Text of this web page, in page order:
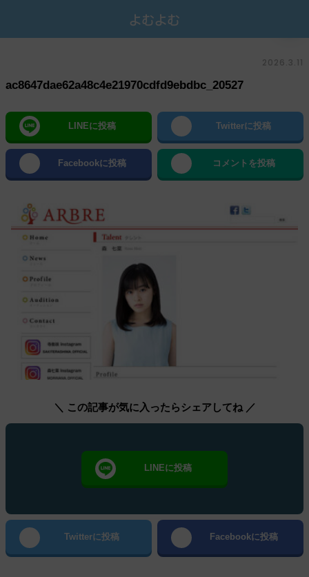
2026.3.11
ac8647dae62a48c4e21970cdfd9ebdbc_20527
LINEに投稿 Twitterに投稿
Facebookに投稿 コメントを投稿
＼ この記事が気に入ったらシェアしてね ／
LINEに投稿
Twitterに投稿 Facebookに投稿